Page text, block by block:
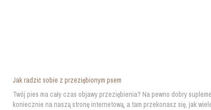
Jak radzić sobie z przeziębionym psem
Twój pies ma cały czas objawy przeziębienia? Na pewno dobry
koniecznie na naszą stronę internetową, a tam przekonasz się, jak